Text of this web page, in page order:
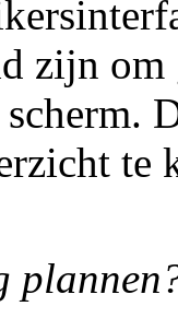
zijn om